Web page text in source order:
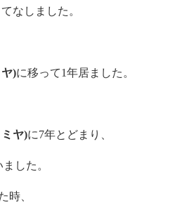
なしました。
)に移って1年居ました。
ヤ)に7年とどまり、
した。
時、